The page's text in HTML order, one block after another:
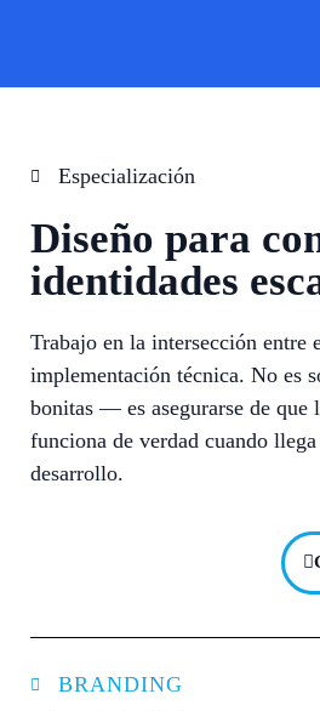
Especialización
Diseño para
identidades
Trabajo en la intersección entre
implementación técnica. No es
bonitas — es asegurarse de que
funciona de verdad cuando
desarrollo.
BRANDING